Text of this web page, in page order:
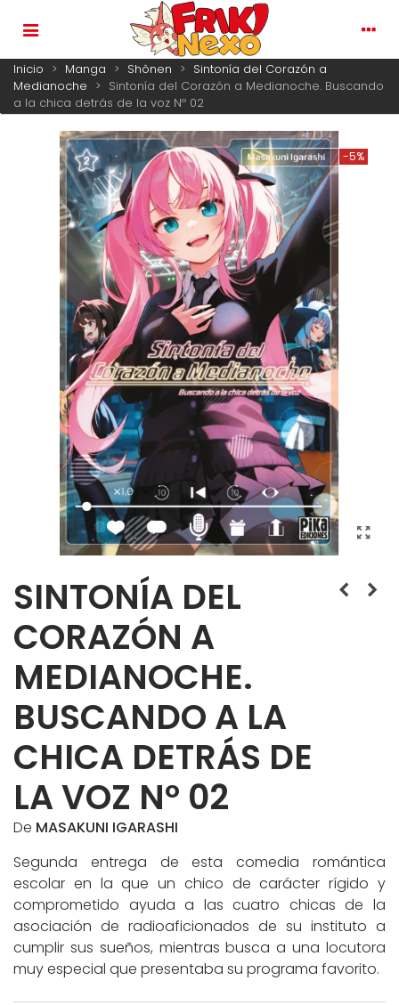
Inicio > Manga > Shônen > Sintonía del Corazón a
Medianoche > Sintonía del Corazón a Medianoche. Buscando
a la chica detrás de la voz Nº 02
-5%
SINTONÍA DEL
CORAZÓN A
MEDIANOCHE.
BUSCANDO A LA
CHICA DETRÁS DE
LA VOZ Nº 02
De MASAKUNI IGARASHI
Segunda entrega de esta comedia romántica
escolar en la que un chico de carácter rígido y
comprometido ayuda a las cuatro chicas de la
asociación de radioaficionados de su instituto a
cumplir sus sueños, mientras busca a una locutora
muy especial que presentaba su programa favorito.